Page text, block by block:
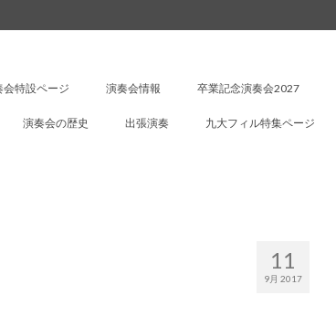
特設ページ 演奏会情報 卒業記念演奏会2027
演奏会の歴史 出張演奏 九大フィル特集ページ
11
9月 2017